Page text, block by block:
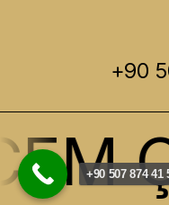
+90
+90 507 874 41